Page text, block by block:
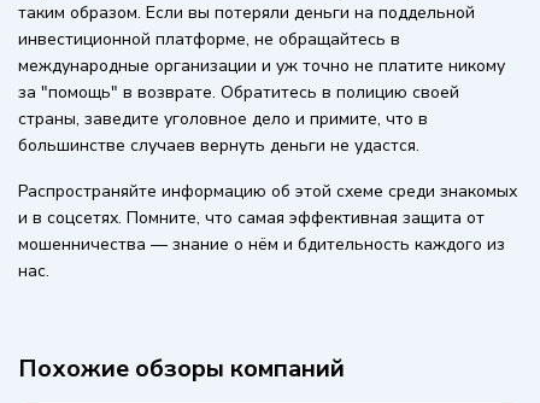
таким образом. Если вы потеряли деньги на поддельной
инвестиционной платформе, не обращайтесь в
международные организации и уж точно не платите никому
за "помощь" в возврате. Обратитесь в полицию своей
страны, заведите уголовное дело и примите, что в
большинстве случаев вернуть деньги не удастся.
Распространяйте информацию об этой схеме среди знакомых
и в соцсетях. Помните, что самая эффективная защита от
мошенничества — знание о нём и бдительность каждого из
нас.
Похожие обзоры компаний